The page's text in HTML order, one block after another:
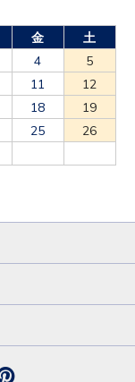
金
土
4
5
11
12
18
19
25
26